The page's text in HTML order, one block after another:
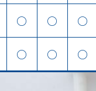
〇 〇 〇
〇 〇 〇